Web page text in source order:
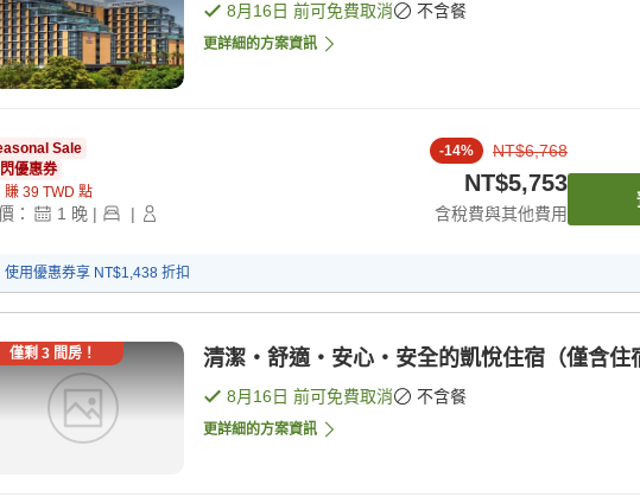
8月16日 前可免費取消 不含餐
更詳細的方案資訊
Sale
優惠券
賺 39 TWD 點
： 1 晚 | |
-14% NT$6,768
NT$5,753
含稅費與其他費用
使用優惠券享 NT$1,438 折扣
僅剩 3間房！ 清潔・舒適・安心・安全的凱悅住宿（僅含住
8月16日 前可免費取消 不含餐
更詳細的方案資訊